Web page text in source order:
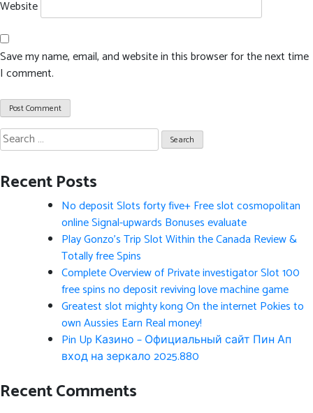
Website
Save my name, email, and website in this browser for the next time
I comment.
Search
for:
Recent Posts
No deposit Slots forty five+ Free slot cosmopolitan
online Signal-upwards Bonuses evaluate
Play Gonzo’s Trip Slot Within the Canada Review &
Totally free Spins
Complete Overview of Private investigator Slot 100
free spins no deposit reviving love machine game
Greatest slot mighty kong On the internet Pokies to
own Aussies Earn Real money!
Pin Up Казино – Официальный сайт Пин Ап
вход на зеркало 2025.880
Recent Comments